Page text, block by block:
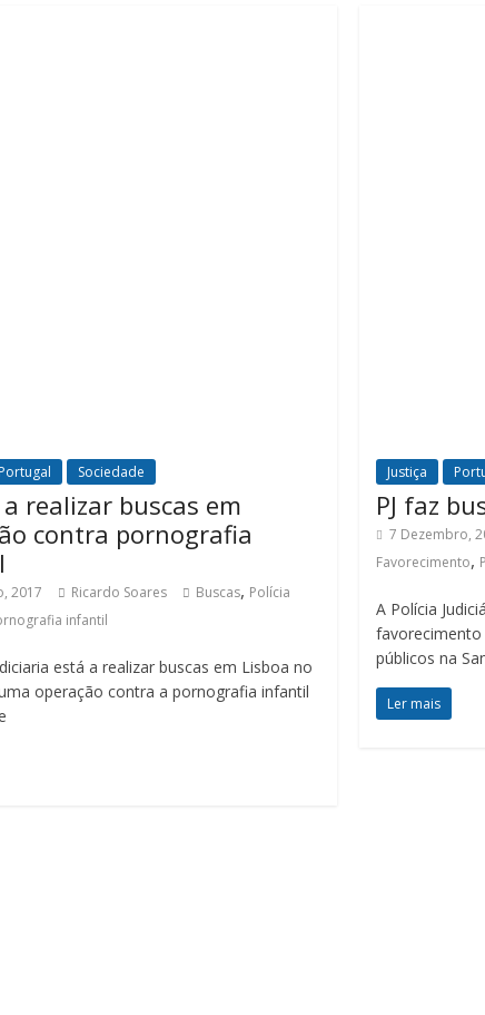
Portugal Sociedade
a realizar buscas em
contra pornografia
2017 Ricardo Soares Buscas, Polícia
infantil
está a realizar buscas em Lisboa no
operação contra a pornografia infantil
Justiça
PJ faz
7 Dezembro,
Favorecimento,
A Polícia
públicos na
Ler mais